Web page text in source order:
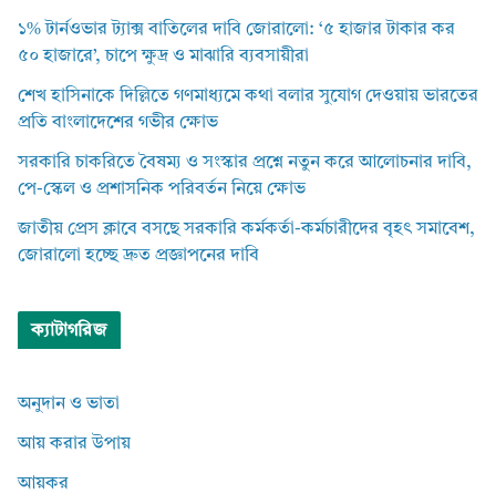
১% টার্নওভার ট্যাক্স বাতিলের দাবি জোরালো: ‘৫ হাজার টাকার কর
৫০ হাজারে’, চাপে ক্ষুদ্র ও মাঝারি ব্যবসায়ীরা
শেখ হাসিনাকে দিল্লিতে গণমাধ্যমে কথা বলার সুযোগ দেওয়ায় ভারতের
প্রতি বাংলাদেশের গভীর ক্ষোভ
সরকারি চাকরিতে বৈষম্য ও সংস্কার প্রশ্নে নতুন করে আলোচনার দাবি,
পে-স্কেল ও প্রশাসনিক পরিবর্তন নিয়ে ক্ষোভ
জাতীয় প্রেস ক্লাবে বসছে সরকারি কর্মকর্তা-কর্মচারীদের বৃহৎ সমাবেশ,
জোরালো হচ্ছে দ্রুত প্রজ্ঞাপনের দাবি
ক্যাটাগরিজ
অনুদান ও ভাতা
আয় করার উপায়
আয়কর